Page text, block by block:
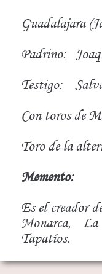
Guadalajara
Padrino:
Testigo:
Con toros de
Toro de la
Memento:
Es el creador
Monarca,
Tapatíos.